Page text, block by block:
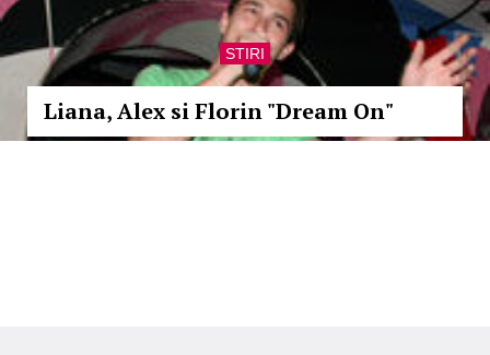
STIRI
Liana, Alex si Florin "Dream On"